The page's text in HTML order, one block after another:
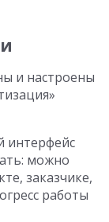
и настроены
интерфейс
можно
заказчике,
работы